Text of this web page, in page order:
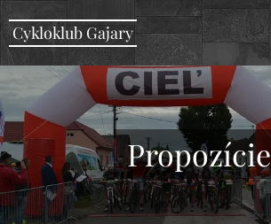
Cykloklub Gajary
Propozície